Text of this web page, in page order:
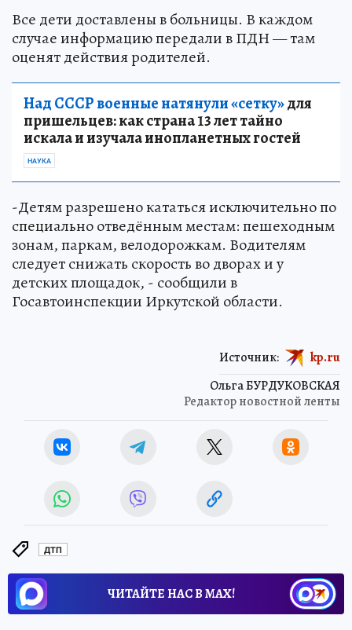
Все дети доставлены в больницы. В каждом
случае информацию передали в ПДН — там
оценят действия родителей.
Над СССР военные натянули «сетку»для
пришельцев: как страна 13 лет тайно
искала и изучала инопланетных гостей
НАУКА
-Детям разрешено кататься исключительно по
специально отведённым местам: пешеходным
зонам, паркам, велодорожкам. Водителям
следует снижать скорость во дворах и у
детских площадок, - сообщили в
Госавтоинспекции Иркутской области.
Ольга БУРДУКОВСКАЯ
Редактор новостной ленты
Источник: kp.ru
ДТП
ЧИТАЙТЕ НАС В МАХ!